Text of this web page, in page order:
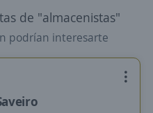
de "almacenistas"
podrían interesarte